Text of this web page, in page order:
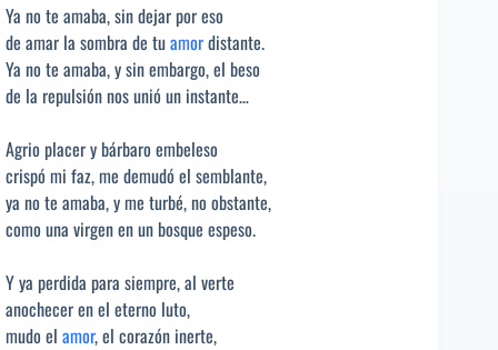
Ya no te amaba, sin dejar por eso
de amar la sombra de tuamordistante.
Ya no te amaba, y sin embargo, el beso
de la repulsión nos unió un instante…
Agrio placer y bárbaro embeleso
crispó mi faz, me demudó el semblante,
ya no te amaba, y me turbé, no obstante,
como una virgen en un bosque espeso.
Y ya perdida para siempre, al verte
anochecer en el eterno luto,
mudo el amor, el corazón inerte,